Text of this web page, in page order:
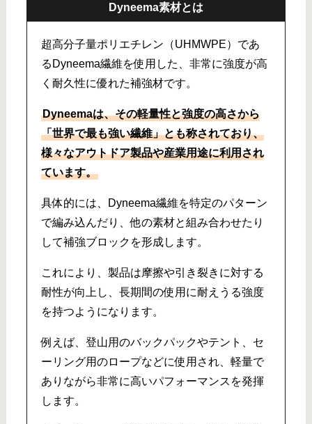
Dyneema素材とは
超高分子量ポリエチレン（UHMWPE）であ
るDyneema繊維を使用した、非常に強度が高
く耐久性に優れた補強材です。
Dyneemaは、その軽量性と強度の高さから
「世界で最も強い繊維」とも称されており、
様々なアウトドア製品や産業用途に利用され
ています。
具体的には、Dyneema繊維を特定のパターン
で編み込んだり、他の素材と組み合わせたり
して補強ブロックを形成します。
これにより、製品は摩擦や引き裂きに対する
耐性が向上し、長期間の使用に耐えうる強度
を持つようになります。
例えば、登山用のバックパックやテント、セ
ーリング用のロープなどに使用され、軽量で
ありながら非常に高いパフォーマンスを発揮
します。